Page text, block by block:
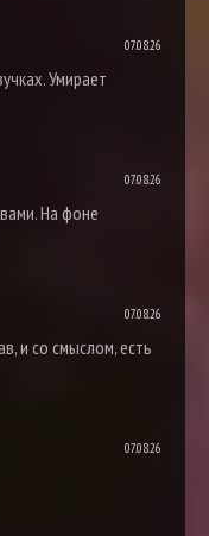
07.08.26
Умирает
07.08.26
На фоне
07.08.26
и со смыслом, есть
07.08.26